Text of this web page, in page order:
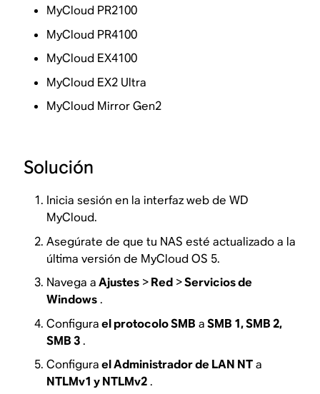
MyCloud PR2100
MyCloud PR4100
MyCloud EX4100
MyCloud EX2 Ultra
MyCloud Mirror Gen2
Solución
Inicia sesión en la interfaz web de WD
MyCloud.
Asegúrate de que tu NAS esté actualizado a la
última versión de MyCloud OS 5.
Navega aAjustes >Red >Servicios de
Windows.
Configurael protocolo SMB aSMB 1, SMB 2,
SMB 3.
Configurael Administrador de LAN NTa
NTLMv1 y NTLMv2.